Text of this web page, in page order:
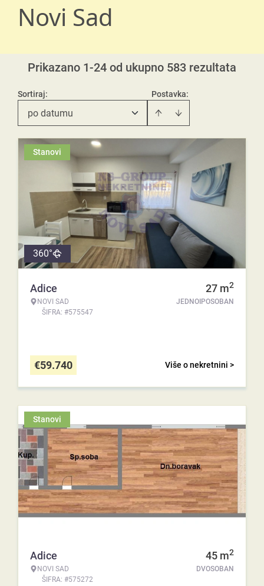
Novi Sad
Prikazano 1-24 od ukupno 583 rezultata
Postavka:
Sortiraj:
po datumu
Stanovi
360°
Adice
NOVI SAD
ŠIFRA: #575547
27 m2
JEDNOIPOSOBAN
Više o nekretnini >
€59.740
Stanovi
Adice
NOVI SAD
ŠIFRA: #575272
45 m2
DVOSOBAN